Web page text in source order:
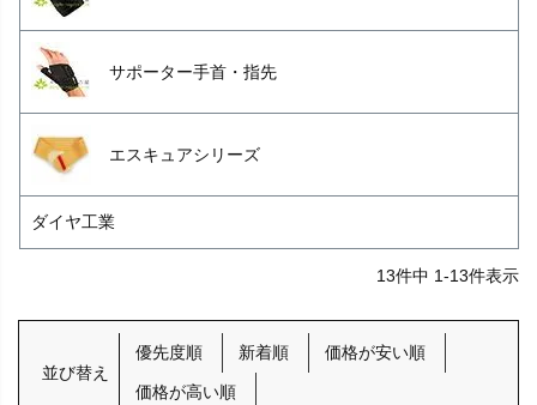
サポーター手首・指先
エスキュアシリーズ
ダイヤ工業
13件中 1-13件表示
並び替え
優先度順 新着順 価格が安い順
価格が高い順